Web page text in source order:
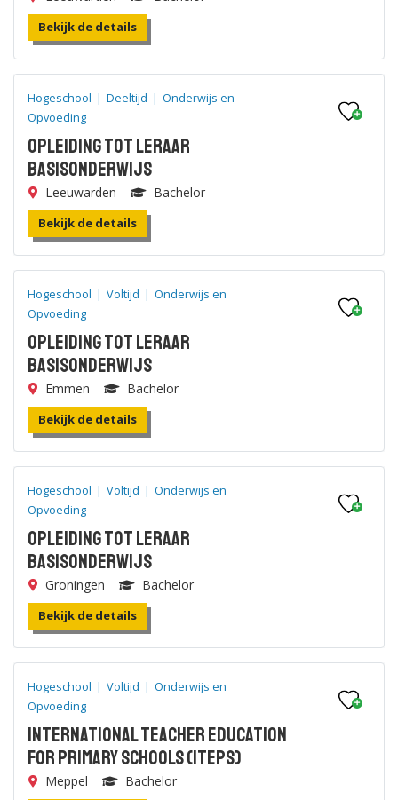
Bekijk de details
Hogeschool | Deeltijd | Onderwijs en
Opvoeding
Opleiding tot leraar
Basisonderwijs
Leeuwarden Bachelor
Bekijk de details
Hogeschool | Voltijd | Onderwijs en
Opvoeding
Opleiding tot leraar
Basisonderwijs
Emmen Bachelor
Bekijk de details
Hogeschool | Voltijd | Onderwijs en
Opvoeding
Opleiding tot leraar
Basisonderwijs
Groningen Bachelor
Bekijk de details
Hogeschool | Voltijd | Onderwijs en
Opvoeding
International Teacher Education
for Primary Schools (ITEps)
Meppel Bachelor